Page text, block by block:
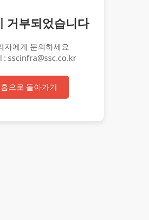
거부되었습니다
자에게 문의하세요
: sscinfra@ssc.co.kr
홈으로 돌아가기